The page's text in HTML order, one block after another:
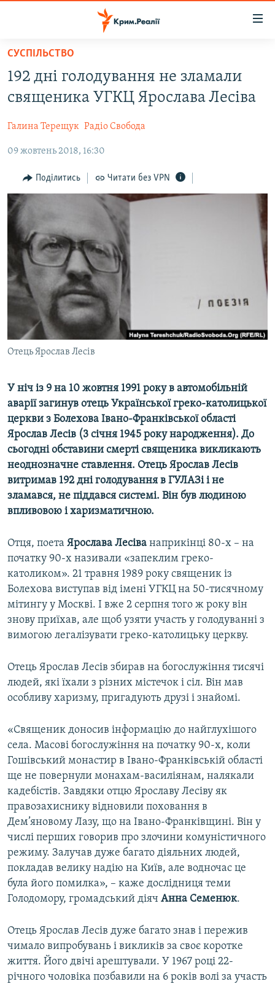
Перейти
основного
матеріалу
до
навігації
Перейти
пошуку
ВОДА.КРИМ
ПОЛІТИКА
БЛОГИ
ПОГЛЯД
ІНТЕРВ'Ю
ВСЕ ЗА ДЕНЬ
СПЕЦПРОЕКТИ
ДЕПОРТАЦІЯ
ВІДЕОУРОКИ «ELIFBE»
СВІДЧЕННЯ ОКУПАЦІЇ
УКРАЇНСЬКА ПРОБЛЕМА КРИМУ
ІНФОГРАФІКА
ЯК ОБІЙТИ БЛОКУВАННЯ
Русский
Qırımtatar
ДОЛУЧАЙСЯ!
Усі сайти RFE/RL
СУСПІЛЬСТВО
192 дні голодування не зламали
священика УГКЦ Ярослава Лесіва
Галина Терещук Радіо Свобода
09 жовтень 2018, 16:30
Поділитись Читати без VPN
Отець Ярослав Лесів
У ніч із 9 на 10 жовтня 1991 року в автомобільній
аварії загинув отець Української греко-католицької
церкви з Болехова Івано-Франківської області
Ярослав Лесів (3 січня 1945 року народження). До
сьогодні обставини смерті священика викликають
неоднозначне ставлення. Отець Ярослав Лесів
витримав 192 дні голодування в ГУЛАЗі і не
зламався, не піддався системі. Він був людиною
впливовою і харизматичною.
Отця, поета Ярослава Лесіва наприкінці 80-х – на
початку 90-х називали «запеклим греко-
католиком». 21 травня 1989 року священик із
Болехова виступав від імені УГКЦ на 50-тисячному
мітингу у Москві. І вже 2 серпня того ж року він
знову приїхав, але щоб узяти участь у голодуванні з
вимогою легалізувати греко-католицьку церкву.
Отець Ярослав Лесів збирав на богослужіння тисячі
людей, які їхали з різних містечок і сіл. Він мав
особливу харизму, пригадують друзі і знайомі.
«Священик доносив інформацію до найглухішого
села. Масові богослужіння на початку 90-х, коли
Гошівський монастир в Івано-Франківській області
ще не повернули монахам-василіянам, налякали
кадебістів. Завдяки отцю Ярославу Лесіву як
правозахиснику відновили поховання в
Дем’яновому Лазу, що на Івано-Франківщині. Він у
числі перших говорив про злочини комуністичного
режиму. Залучав дуже багато діяльних людей,
покладав велику надію на Київ, але водночас це
була його помилка», – каже дослідниця теми
Голодомору, громадський діяч Анна Семенюк.
Отець Ярослав Лесів дуже багато знав і пережив
чимало випробувань і викликів за своє коротке
життя. Його двічі арештували. У 1967 році 22-
річного чоловіка позбавили на 6 років волі за участь